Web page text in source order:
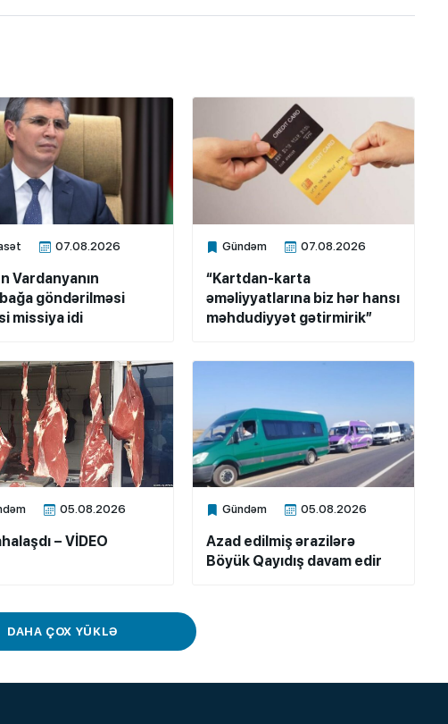
07.08.2026
Vardanyanın
göndərilməsi
missiya idi
Gündəm 07.08.2026
Xalq.Online
“Kartdan-karta
əməliyyatlarına biz hər hansı
məhdudiyyət gətirmirik”
05.08.2026
– VİDEO
Gündəm 05.08.2026
Xalq.Online
Azad edilmiş ərazilərə
Böyük Qayıdış davam edir
DAHA ÇOX YÜKLƏ